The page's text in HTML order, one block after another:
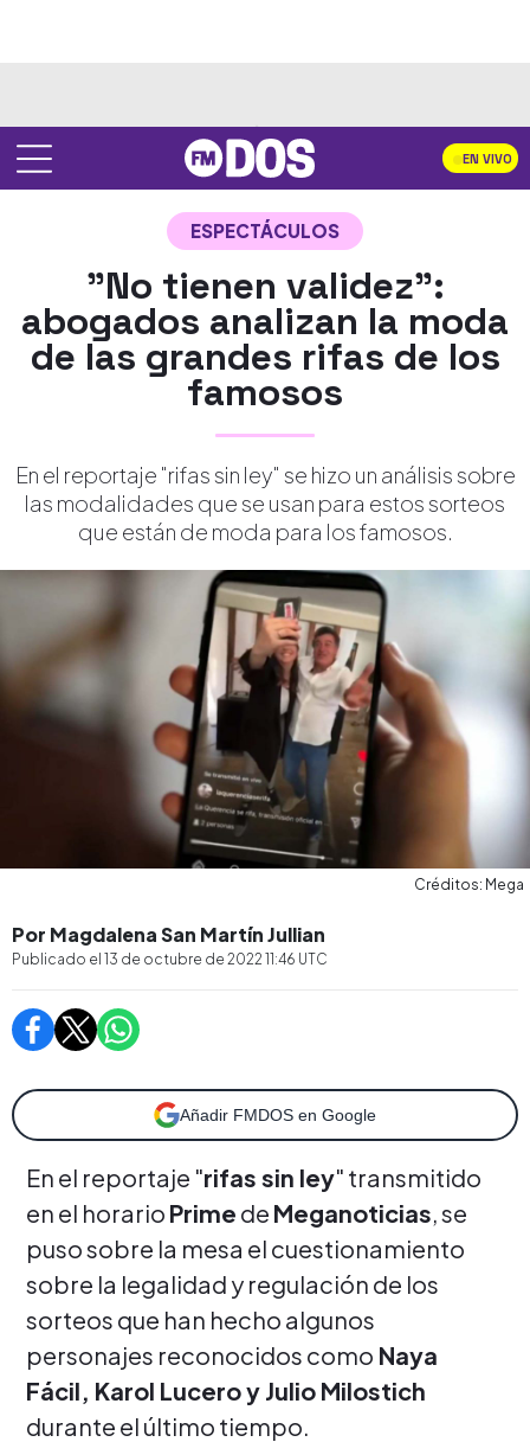
EN VIVO
ESPECTÁCULOS
"No tienen validez":
abogados analizan la moda
de las grandes rifas de los
famosos
En el reportaje "rifas sin ley" se hizo un análisis sobre
las modalidades que se usan para estos sorteos
que están de moda para los famosos.
Créditos: Mega
Por Magdalena San Martín Jullian
Publicado el 13 de octubre de 2022 11:46 UTC
Añadir FMDOS en Google
En el reportaje "rifas sin ley" transmitido
en el horario Prime de Meganoticias, se
puso sobre la mesa el cuestionamiento
sobre la legalidad y regulación de los
sorteos que han hecho algunos
personajes reconocidos como Naya
Fácil, Karol Lucero y Julio Milostich
durante el último tiempo.